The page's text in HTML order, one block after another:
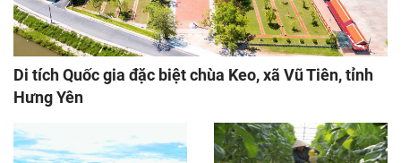
Di tích Quốc gia đặc biệt chùa Keo, xã Vũ Tiên, tỉnh
Hưng Yên